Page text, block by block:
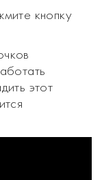
кнопку
этот